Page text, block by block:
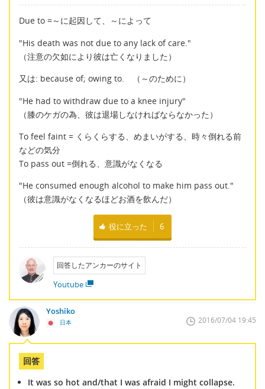
Due to =～に起因して、～によって
"His death was not due to any lack of care."
（注意の欠如により彼は亡くなりました）
又は: because of; owing to. （～のために）
"He had to withdraw due to a knee injury"
（膝のケガの為、彼は退場しなければならなかった）
To feel faint = くらくらする、めまいがする、時々倒れる前
などの気分
To pass out =倒れる、意識がなくなる
"He consumed enough alcohol to make him pass out."
（彼は意識がなくなるほどお酒を飲んだ）
役に立った 6
回答したアンカーのサイト
Youtube
Yoshiko
日本 2016/07/04 19:45
回答
It was so hot and/that I was afraid I might collapse.